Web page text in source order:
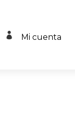
 Mi cuenta